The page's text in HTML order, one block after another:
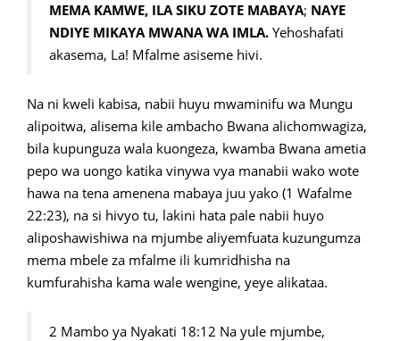
MEMA KAMWE, ILA SIKU ZOTE MABAYA; NAYE
NDIYE MIKAYA MWANA WA IMLA. Yehoshafati
akasema, La! Mfalme asiseme hivi.
Na ni kweli kabisa, nabii huyu mwaminifu wa Mungu
alipoitwa, alisema kile ambacho Bwana alichomwagiza,
bila kupunguza wala kuongeza, kwamba Bwana ametia
pepo wa uongo katika vinywa vya manabii wako wote
hawa na tena amenena mabaya juu yako (1 Wafalme
22:23), na si hivyo tu, lakini hata pale nabii huyo
aliposhawishiwa na mjumbe aliyemfuata kuzungumza
mema mbele za mfalme ili kumridhisha na
kumfurahisha kama wale wengine, yeye alikataa.
2 Mambo ya Nyakati 18:12 Na yule mjumbe,